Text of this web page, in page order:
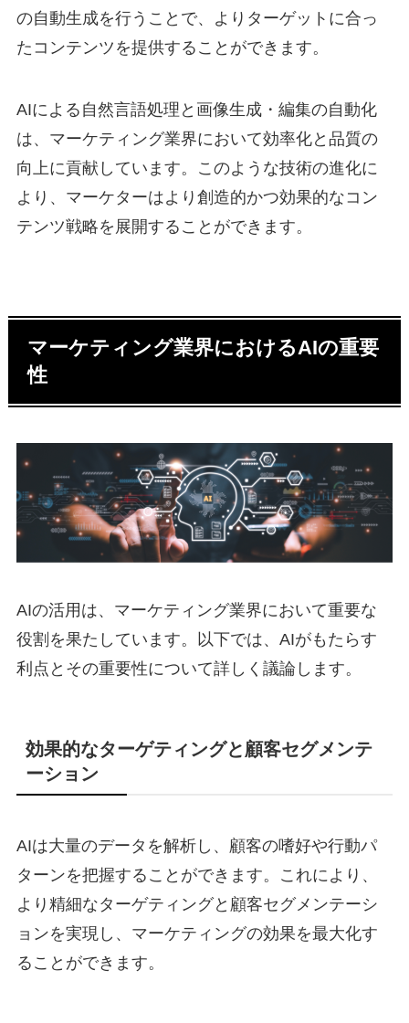
の自動生成を行うことで、よりターゲットに合っ
たコンテンツを提供することができます。
AIによる自然言語処理と画像生成・編集の自動化
は、マーケティング業界において効率化と品質の
向上に貢献しています。このような技術の進化に
より、マーケターはより創造的かつ効果的なコン
テンツ戦略を展開することができます。
マーケティング業界におけるAIの重要
性
AIの活用は、マーケティング業界において重要な
役割を果たしています。以下では、AIがもたらす
利点とその重要性について詳しく議論します。
効果的なターゲティングと顧客セグメンテ
ーション
AIは大量のデータを解析し、顧客の嗜好や行動パ
ターンを把握することができます。これにより、
より精細なターゲティングと顧客セグメンテーシ
ョンを実現し、マーケティングの効果を最大化す
ることができます。